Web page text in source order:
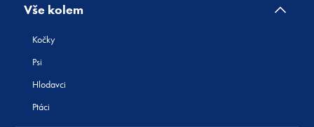
Vše kolem
Kočky
Psi
Hlodavci
Ptáci